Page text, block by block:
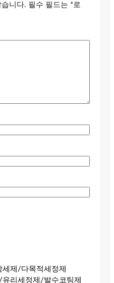
니다. 필수 필드는 *로
제/다목적세정제
리세정제/발수코팅제